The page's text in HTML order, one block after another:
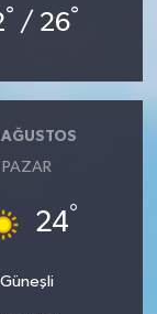
° / 26°
PAZAR
24°
Güneşli